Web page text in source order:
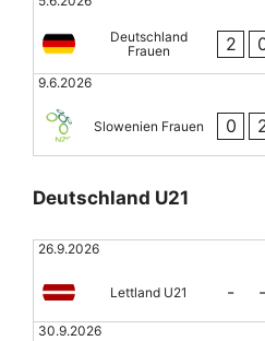
Deutschland
Frauen
2
9.6.2026
Slowenien Frauen 0
Deutschland U21
26.9.2026
Lettland U21 - -
30.9.2026